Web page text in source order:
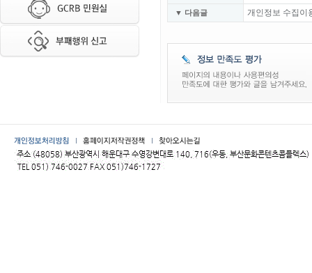
▼ 다음글 개인정보 수집이